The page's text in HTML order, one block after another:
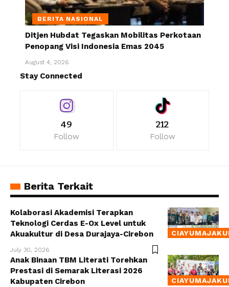
BERITA NASIONAL
Ditjen Hubdat Tegaskan Mobilitas Perkotaan
Penopang Visi Indonesia Emas 2045
August 4, 2026
Stay Connected
49
Follow
212
Follow
Berita Terkait
Kolaborasi Akademisi Terapkan
Teknologi Cerdas E-Ox Level untuk
Akuakultur di Desa Durajaya-Cirebon
July 30, 2026
Anak Binaan TBM Literati Torehkan
Prestasi di Semarak Literasi 2026
Kabupaten Cirebon